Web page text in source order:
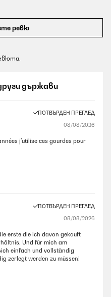
ревю
държави
ПОТВЪРДЕН ПРЕГЛЕД
08/08/2026
j’utilise ces gourdes pour
ПОТВЪРДЕН ПРЕГЛЕД
08/08/2026
erste die ich davon gekauft
Und für mich am
einfach und vollständig
zerlegt werden zu müssen!